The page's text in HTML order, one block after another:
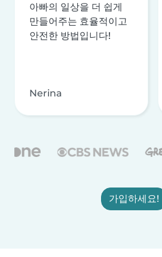
아빠의 일상을 더 쉽게
만들어주는 효율적이고
안전한 방법입니다!
Nerina
가입하세요!